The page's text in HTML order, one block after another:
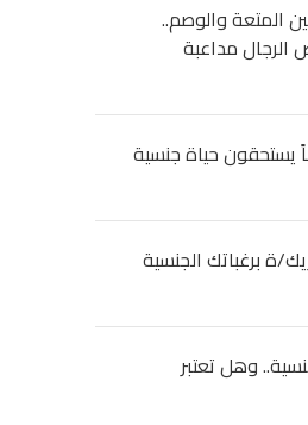
المتعة والوصم..
مداعبة
يستحقون حياة جنسية
ة برغباتك الجنسية
وهل تعتبر